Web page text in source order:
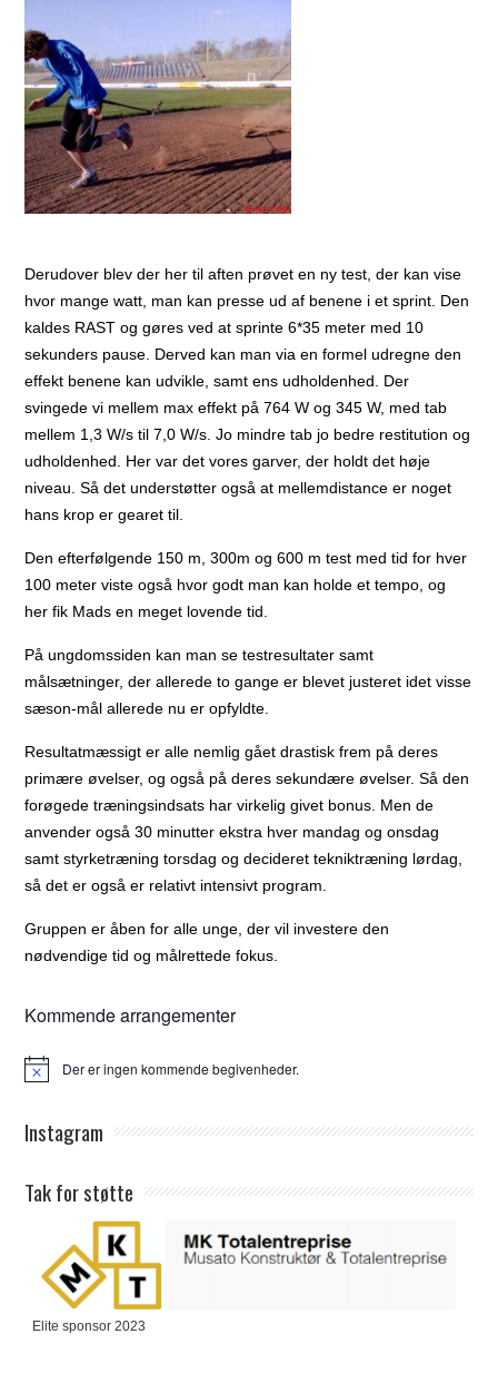
Derudover blev der her til aften prøvet en ny test, der kan vise
hvor mange watt, man kan presse ud af benene i et sprint. Den
kaldes RAST og gøres ved at sprinte 6*35 meter med 10
sekunders pause. Derved kan man via en formel udregne den
effekt benene kan udvikle, samt ens udholdenhed. Der
svingede vi mellem max effekt på 764 W og 345 W, med tab
mellem 1,3 W/s til 7,0 W/s. Jo mindre tab jo bedre restitution og
udholdenhed. Her var det vores garver, der holdt det høje
niveau. Så det understøtter også at mellemdistance er noget
hans krop er gearet til.
Den efterfølgende 150 m, 300m og 600 m test med tid for hver
100 meter viste også hvor godt man kan holde et tempo, og
her fik Mads en meget lovende tid.
På ungdomssiden kan man se testresultater samt
målsætninger, der allerede to gange er blevet justeret idet visse
sæson-mål allerede nu er opfyldte.
Resultatmæssigt er alle nemlig gået drastisk frem på deres
primære øvelser, og også på deres sekundære øvelser. Så den
forøgede træningsindsats har virkelig givet bonus. Men de
anvender også 30 minutter ekstra hver mandag og onsdag
samt styrketræning torsdag og decideret tekniktræning lørdag,
så det er også er relativt intensivt program.
Gruppen er åben for alle unge, der vil investere den
nødvendige tid og målrettede fokus.
Kommende arrangementer
Notice Der er ingen kommende begivenheder.
Instagram
Tak for støtte
Elite sponsor 2023